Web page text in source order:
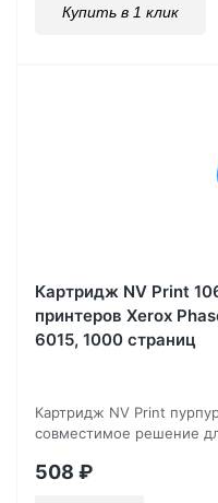
Купить в 1 клик
Картридж NV Print
принтеров Xerox
6015, 1000 страниц
Картридж NV Print
совместимое решение
508 ₽